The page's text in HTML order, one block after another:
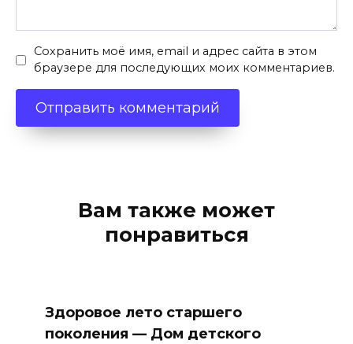
Сохранить моё имя, email и адрес сайта в этом
браузере для последующих моих комментариев.
Вам также может
понравиться
Здоровое лето старшего
поколения — Дом детского